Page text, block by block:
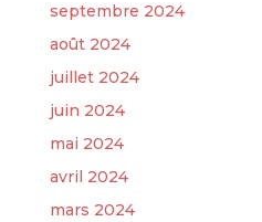
septembre 2024
août 2024
juillet 2024
juin 2024
mai 2024
avril 2024
mars 2024